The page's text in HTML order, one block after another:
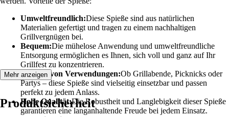
Umweltfreundlich:Diese Spieße sind aus natürlichen
Materialien gefertigt und tragen zu einem nachhaltigen
Grillvergnügen bei.
Bequem:Die mühelose Anwendung und umweltfreundliche
Entsorgung ermöglichen es Ihnen, sich voll und ganz auf Ihr
Grillfest zu konzentrieren.
Vielzahl von Verwendungen:Ob Grillabende, Picknicks oder
Partys – diese Spieße sind vielseitig einsetzbar und passen
perfekt zu jedem Anlass.
Hohe Qualität:Die Robustheit und Langlebigkeit dieser Spieße
garantieren eine langanhaltende Freude bei jedem Einsatz.
Mehr anzeigen
Produktsicherheit